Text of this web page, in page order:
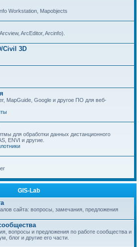
Workstation, Mapobjects
ArcEditor, Arcinfo).
Civil 3D
MapGuide, Google и другое ПО для веб-
для обработки данных дистанционного
ENVI и другие.
GIS-Lab
сайта: вопросы, замечания, предложения
вопросы и предложения по работе сообщества и
блог и другие его части.